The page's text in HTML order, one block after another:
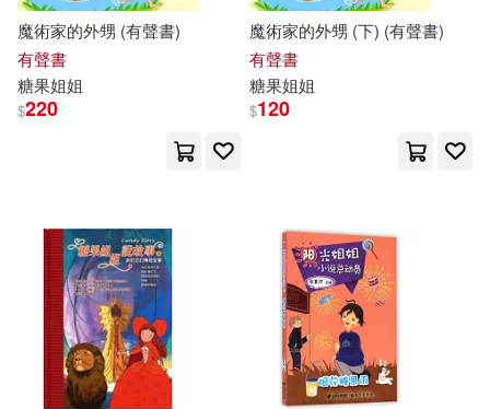
魔術家的外甥 (有聲書)
有聲書
糖果姐姐
$220
魔術家的外甥 (下) (有聲書)
有聲書
糖果姐姐
$120